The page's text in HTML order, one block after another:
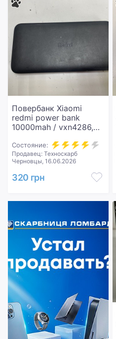
Повербанк Xiaomi
redmi power bank
10000mah / vxn4286,
Состояние:
Продавец: Техноскарб
Черновцы, 16.06.2026
320 грн